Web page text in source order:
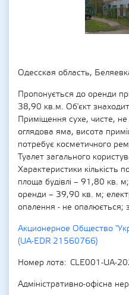
Одесская область,
Пропонується до оренди
38,90 кв.м. Об'єкт
Приміщення сухе, чисте,
оглядова яма, висота
потребує косметичного
Туалет загального
Характеристики кількість
площа будівлі – 91,80 кв.
оренди – 39,90 кв. м;
опалення - не опалюється;
Акционерное Общество
(UA-EDR 21560766)
Номер лота
CLE001-UA-
Адміністративно-офісна